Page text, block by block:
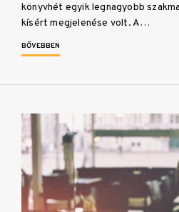
könyvhét egyik legnagyobb
kísért megjelenése volt. A…
BŐVEBBEN